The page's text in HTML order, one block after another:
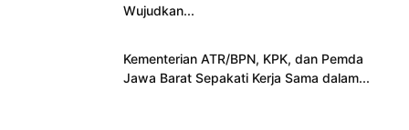
Wujudkan...
Kementerian ATR/BPN, KPK, dan Pemda
Jawa Barat Sepakati Kerja Sama dalam...